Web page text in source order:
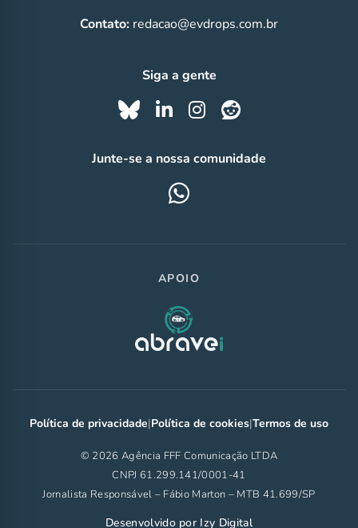
Contato: redacao@evdrops.com.br
Siga a gente
Junte-se a nossa comunidade
APOIO
Política de privacidade|Política de cookies|Termos de uso
© 2026 Agência FFF Comunicação LTDA
CNPJ 61.299.141/0001-41
Jornalista Responsável – Fábio Marton – MTB 41.699/SP
Desenvolvido por Izy Digital